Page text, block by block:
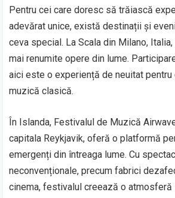
Pentru cei care doresc să trăiască
adevărat unice, există destinații și
ceva special. La Scala din Milano,
mai renumite opere din lume.
aici este o experiență de neuitat
muzică clasică.
În Islanda, Festivalul de Muzică
capitala Reykjavik, oferă o platformă
emergenți din întreaga lume. Cu
neconvenționale, precum fabrici
cinema, festivalul creează o atmosferă